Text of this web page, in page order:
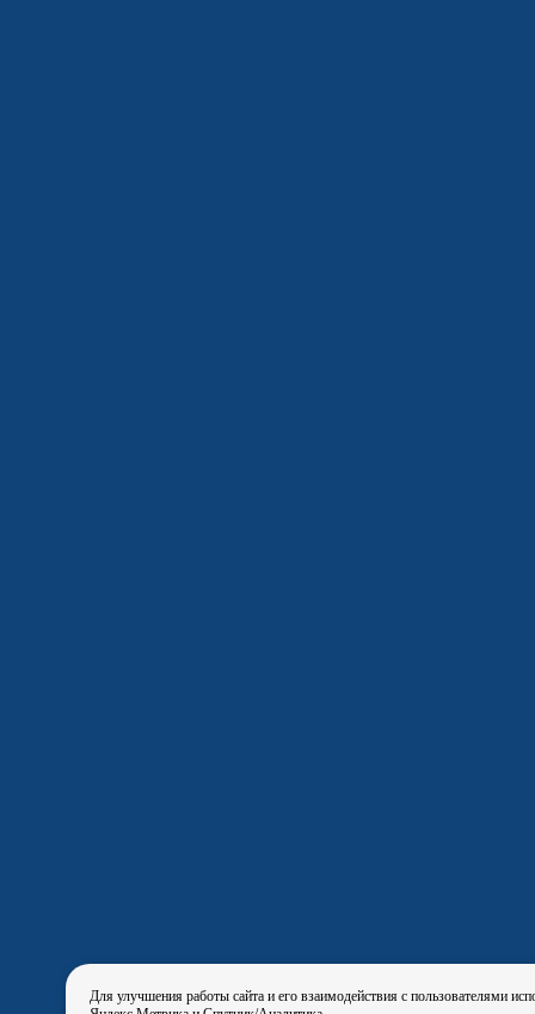
Для улучшения работы сайта и его взаимодействия с пользователями